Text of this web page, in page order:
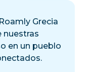
Grecia
nuestras
en un pueblo